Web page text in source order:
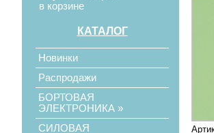
в корзине
КАТАЛОГ
Новинки
Распродажи
БОРТОВАЯ
ЭЛЕКТРОНИКА »
СИЛОВАЯ